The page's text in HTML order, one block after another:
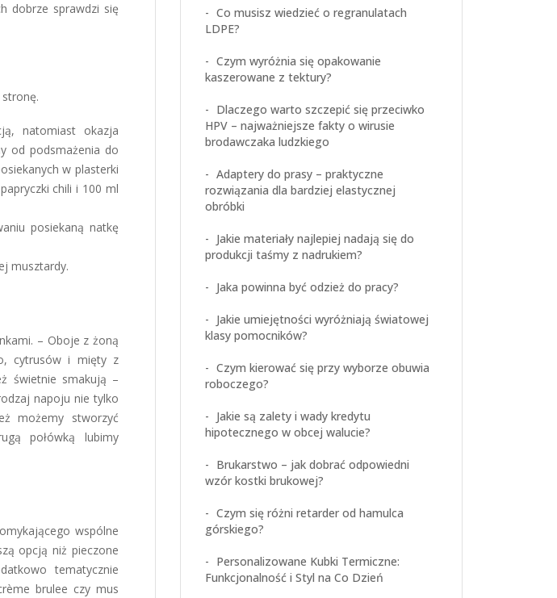
dobrze sprawdzi się
natomiast okazja
od podsmażenia do
w plasterki
chili i 100 ml
posiekaną natkę
musztardy.
– Oboje z żoną
cytrusów i mięty z
świetnie smakują –
napoju nie tylko
możemy stworzyć
połówką lubimy
wspólne
opcją niż pieczone
tematycznie
brulee czy mus
Co musisz wiedzieć o regranulatach
LDPE?
Czym wyróżnia się opakowanie
kaszerowane z tektury?
Dlaczego warto szczepić się przeciwko
HPV – najważniejsze fakty o wirusie
brodawczaka ludzkiego
Adaptery do prasy – praktyczne
rozwiązania dla bardziej elastycznej
obróbki
Jakie materiały najlepiej nadają się do
produkcji taśmy z nadrukiem?
Jaka powinna być odzież do pracy?
Jakie umiejętności wyróżniają światowej
klasy pomocników?
Czym kierować się przy wyborze obuwia
roboczego?
Jakie są zalety i wady kredytu
hipotecznego w obcej walucie?
Brukarstwo – jak dobrać odpowiedni
wzór kostki brukowej?
Czym się różni retarder od hamulca
górskiego?
Personalizowane Kubki Termiczne:
Funkcjonalność i Styl na Co Dzień